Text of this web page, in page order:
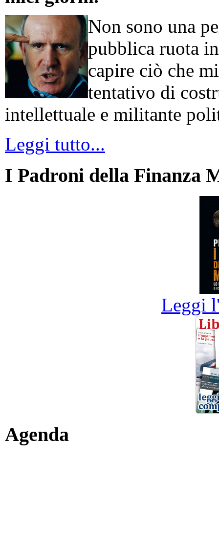
Non sono una
pubblica ruota
capire ciò che
tentativo di
intellettuale e militante
Leggi tutto...
I Padroni della Finanza
Leggi
Agenda